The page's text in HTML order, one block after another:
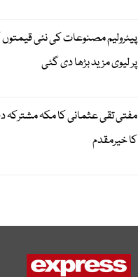
پیٹرولیم مصنوعات کی نئی قیمتوں
پر لیوی مزید بڑھا دی گئی
مفتی تقی عثمانی کا مکہ
کا خیرمقدم